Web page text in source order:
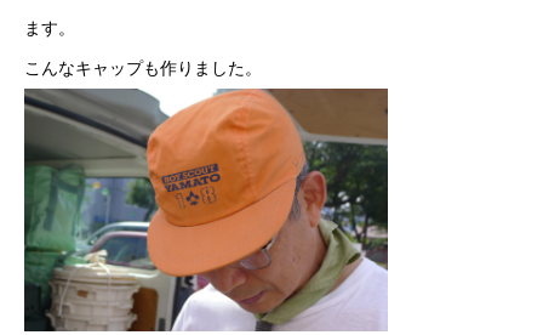
ます。
こんなキャップも作りました。